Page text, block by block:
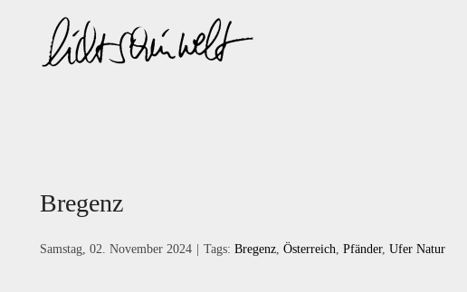
springen
Bregenz
Samstag, 02. November 2024 Tags: Bregenz, Österreich, Pfänder, Ufer Natur